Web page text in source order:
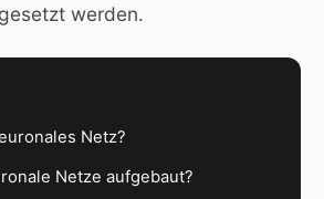
werden.
Netz?
Netze aufgebaut?